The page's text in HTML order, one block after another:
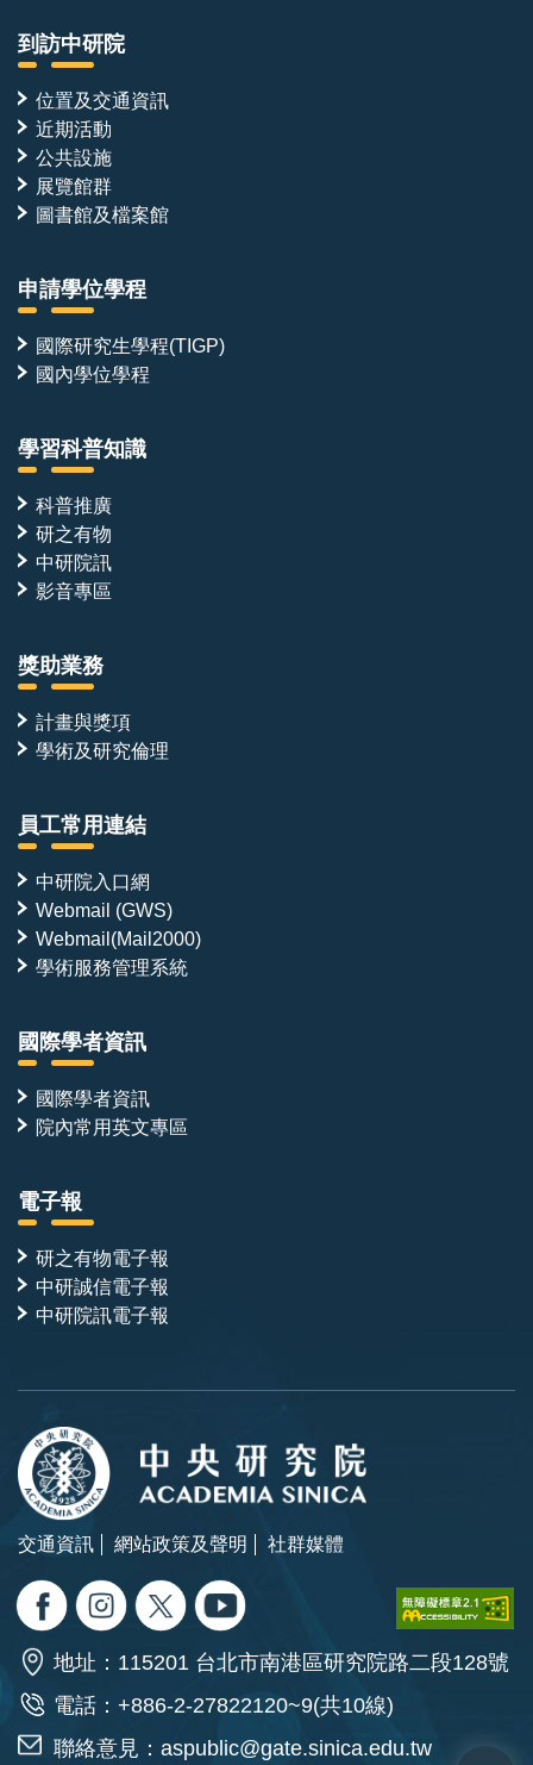
到訪中研院
位置及交通資訊
近期活動
公共設施
展覽館群
圖書館及檔案館
申請學位學程
國際研究生學程(TIGP)
國內學位學程
學習科普知識
科普推廣
研之有物
中研院訊
影音專區
獎助業務
計畫與獎項
學術及研究倫理
員工常用連結
中研院入口網
Webmail (GWS)
Webmail(Mail2000)
學術服務管理系統
國際學者資訊
國際學者資訊
院內常用英文專區
電子報
研之有物電子報
中研誠信電子報
中研院訊電子報
交通資訊 網站政策及聲明 社群媒體
地址：115201 台北市南港區研究院路二段128號
電話：+886-2-27822120~9(共10線)
聯絡意見： aspublic@gate.sinica.edu.tw